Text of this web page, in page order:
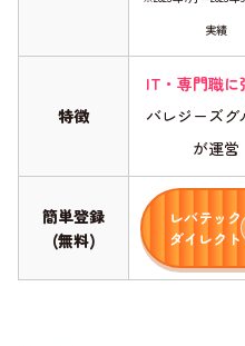
実績
特徴
IT・専門職に
バレジーズグ
が運営
簡単登録
(無料)
レバテック
ダイレクト